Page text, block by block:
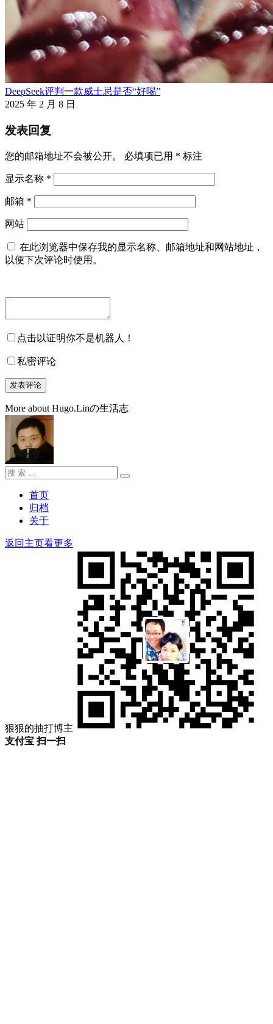
DeepSeek评判一款威士忌是否“好喝”
2025 年 2 月 8 日
发表回复
您的邮箱地址不会被公开。 必填项已用 * 标注
显示名称 *
邮箱 *
网站
在此浏览器中保存我的显示名称、邮箱地址和网站地址，
以便下次评论时使用。
点击以证明你不是机器人！
私密评论
More about Hugo.Linの生活志
搜
搜
首页
归档
关于
返回主页看更多
狠狠的抽打博主
支付宝 扫一扫